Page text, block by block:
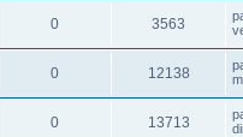
0 3563
0 12138
0 13713